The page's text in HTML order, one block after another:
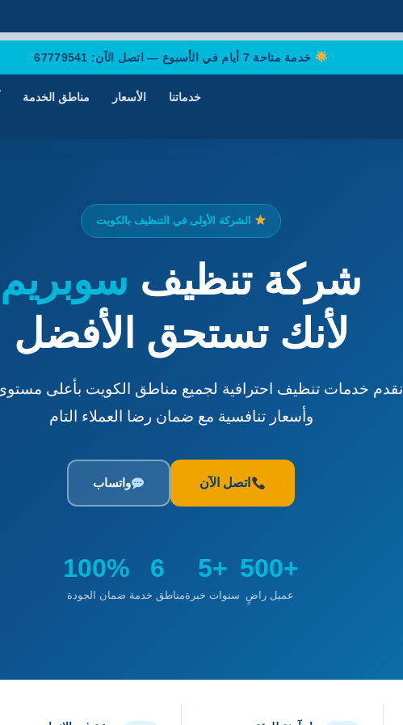
خدمة متاحة 7 أيام في الأسبوع — اتصل الآن: 67779541
خدماتنا الأسعار مناطق الخدمة
الشركة الأولى في التنظيف بالكويت
شركة تنظيف سوبريم
لأنك تستحق الأفضل
نقدم خدمات تنظيف احترافية لجميع مناطق الكويت بأعلى
وأسعار تنافسية مع ضمان رضا العملاء التام
اتصل الآن واتساب
+500
عميل راضٍ
+5
سنوات خبرة
6
مناطق خدمة
100%
ضمان الجودة